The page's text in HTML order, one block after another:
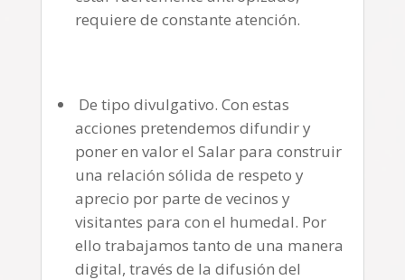
requiere de constante atención.
De tipo divulgativo. Con estas
acciones pretendemos difundir y
poner en valor el Salar para construir
una relación sólida de respeto y
aprecio por parte de vecinos y
visitantes para con el humedal. Por
ello trabajamos tanto de una manera
digital, través de la difusión del